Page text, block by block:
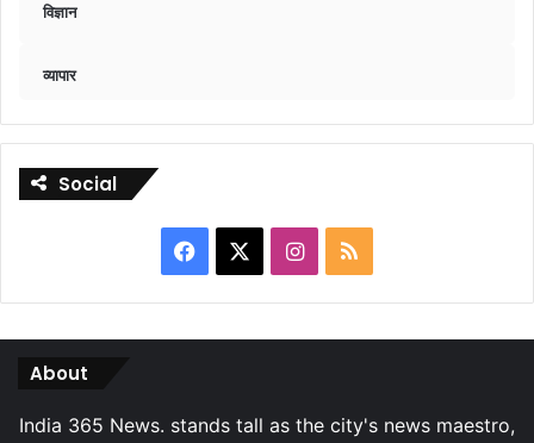
विज्ञान
व्यापार
Social
Facebook Instagram
RSS
About